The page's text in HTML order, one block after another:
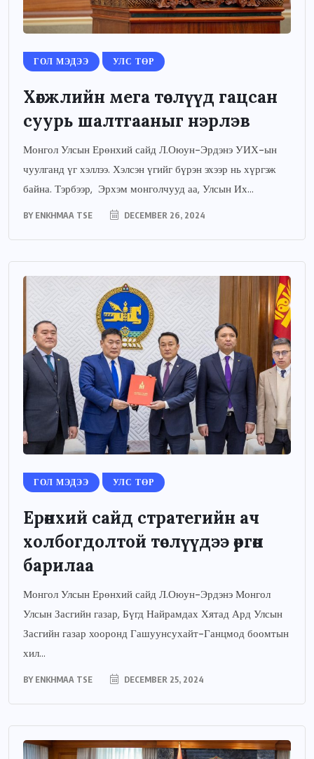
ГОЛ МЭДЭЭ УЛС ТӨР
Хөгжлийн мега төслүүд гацсан
суурь шалтгааныг нэрлэв
Монгол Улсын Ерөнхий сайд Л.Оюун-Эрдэнэ УИХ-ын
чуулганд үг хэллээ. Хэлсэн үгийг бүрэн эхээр нь хүргэж
байна. Тэрбээр, Эрхэм монголчууд аа, Улсын Их...
BY ENKHMAA TSE DECEMBER 26, 2024
ГОЛ МЭДЭЭ УЛС ТӨР
Ерөнхий сайд стратегийн ач
холбогдолтой төслүүдээ өргөн
барилаа
Монгол Улсын Ерөнхий сайд Л.Оюун-Эрдэнэ Монгол
Улсын Засгийн газар, Бүгд Найрамдах Хятад Ард Улсын
Засгийн газар хооронд Гашуунсухайт-Ганцмод боомтын
хил...
BY ENKHMAA TSE DECEMBER 25, 2024